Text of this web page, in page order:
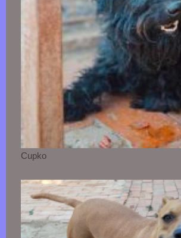
Cupko